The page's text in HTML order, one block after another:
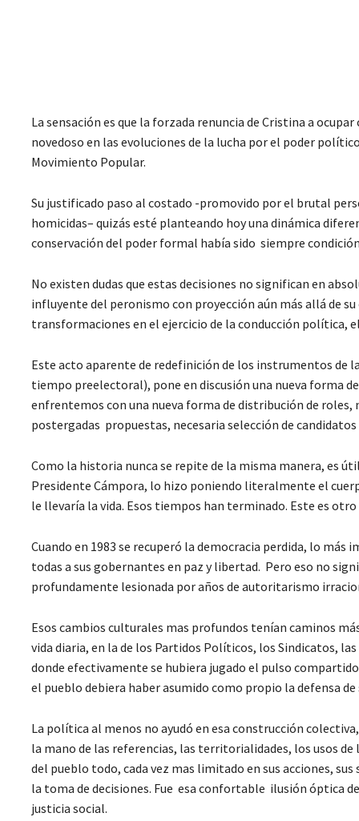
La sensación es que la forzada renuncia de Cristina a
novedoso en las evoluciones de la lucha por el poder
Movimiento Popular.
Su justificado paso al costado -promovido por el brutal
homicidas– quizás esté planteando hoy una dinámica
conservación del poder formal había sido siempre
No existen dudas que estas decisiones no significan en
influyente del peronismo con proyección aún más allá de
transformaciones en el ejercicio de la conducción política,
Este acto aparente de redefinición de los instrumentos de
tiempo preelectoral), pone en discusión una nueva forma
enfrentemos con una nueva forma de distribución de roles,
postergadas propuestas, necesaria selección de
Como la historia nunca se repite de la misma manera, es
Presidente Cámpora, lo hizo poniendo literalmente el
le llevaría la vida. Esos tiempos han terminado. Este es
Cuando en 1983 se recuperó la democracia perdida, lo
todas a sus gobernantes en paz y libertad. Pero eso no
profundamente lesionada por años de autoritarismo
Esos cambios culturales mas profundos tenían caminos
vida diaria, en la de los Partidos Políticos, los Sindicatos,
donde efectivamente se hubiera jugado el pulso
el pueblo debiera haber asumido como propio la defensa de
La política al menos no ayudó en esa construcción
la mano de las referencias, las territorialidades, los usos
del pueblo todo, cada vez mas limitado en sus acciones,
la toma de decisiones. Fue esa confortable ilusión óptica
justicia social.